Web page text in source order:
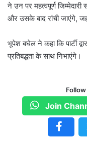
ने उन पर महत्वपूर्ण जिम्मेदारी
और उसके बाद रांची जाएंगे,
भूपेश बघेल ने कहा कि पार्टी
प्रतिबद्धता के साथ निभाएंगे।
Join